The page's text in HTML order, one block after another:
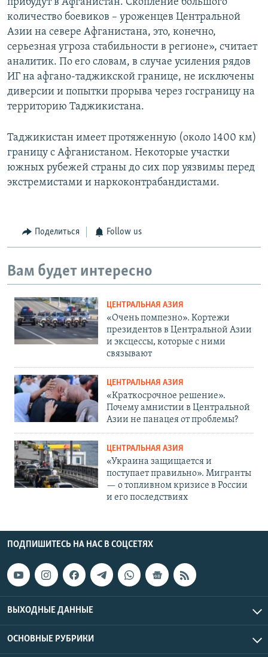
прибудут в Афганистан. Скопление большого
количество боевиков – уроженцев Центральной
Азии на севере Афганистана, это, конечно,
серьезная угроза стабильности в регионе», считает
аналитик. По его словам, в случае усиления рядов
ИГ на афгано-таджикской границе, не исключены
диверсии и попытки прорыва через госграницу на
территорию Таджикистана.
Таджикистан имеет протяженную (около 1400 км)
границу с Афганистаном. Некоторые участки
южных рубежей страны до сих пор уязвимы перед
экстремистами и наркоконтрабандистами.
Поделиться Follow us
Вам будет интересно
ЦЕНТРАЛЬНАЯ АЗИЯ
«Очень помпезно». Кортежи
президентов в Центральной Азии
и эксцессы, которые с ними
связывают
ЦЕНТРАЛЬНАЯ АЗИЯ
«Краткосрочное решение».
Почему амнистии в Центральной
Азии не панацея от проблемы?
ЦЕНТРАЛЬНАЯ АЗИЯ
«Украина защищается и
поступает правильно». Мигранты
— о топливном кризисе в России
и его последствиях
ПОДПИШИТЕСЬ НА НАС В СОЦСЕТЯХ
ВЫХОДНЫЕ ДАННЫЕ
ОСНОВНЫЕ РУБРИКИ